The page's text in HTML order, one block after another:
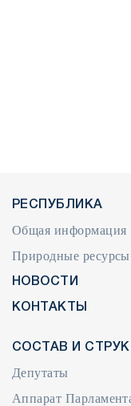
РЕСПУБЛИКА
Общая информация
Природные
НОВОСТИ
КОНТАКТЫ
СОСТАВ И
Депутаты
Аппарат